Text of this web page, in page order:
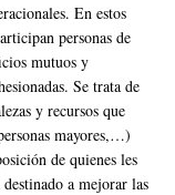
En estos
personas de
mutuos y
Se trata de
y recursos que
mayores,…)
de quienes les
a mejorar las